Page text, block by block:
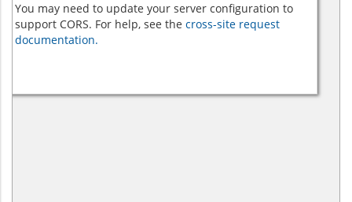
You may need to update your server configuration to
support CORS. For help, see the cross-site request
documentation.